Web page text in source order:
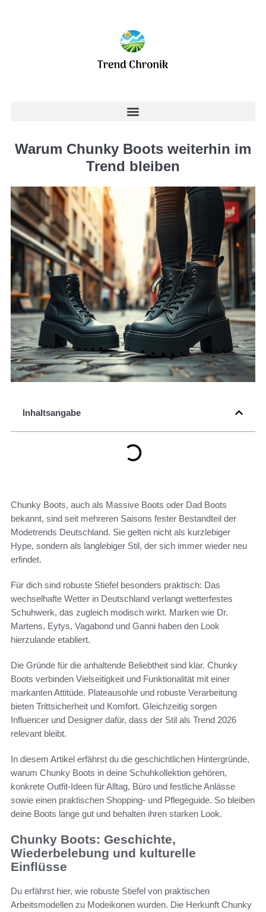
Warum Chunky Boots weiterhin im
Trend bleiben
Inhaltsangabe
Chunky Boots, auch als Massive Boots oder Dad Boots
bekannt, sind seit mehreren Saisons fester Bestandteil der
Modetrends Deutschland. Sie gelten nicht als kurzlebiger
Hype, sondern als langlebiger Stil, der sich immer wieder neu
erfindet.
Für dich sind robuste Stiefel besonders praktisch: Das
wechselhafte Wetter in Deutschland verlangt wetterfestes
Schuhwerk, das zugleich modisch wirkt. Marken wie Dr.
Martens, Eytys, Vagabond und Ganni haben den Look
hierzulande etabliert.
Die Gründe für die anhaltende Beliebtheit sind klar. Chunky
Boots verbinden Vielseitigkeit und Funktionalität mit einer
markanten Attitüde. Plateausohle und robuste Verarbeitung
bieten Trittsicherheit und Komfort. Gleichzeitig sorgen
Influencer und Designer dafür, dass der Stil als Trend 2026
relevant bleibt.
In diesem Artikel erfährst du die geschichtlichen Hintergründe,
warum Chunky Boots in deine Schuhkollektion gehören,
konkrete Outfit-Ideen für Alltag, Büro und festliche Anlässe
sowie einen praktischen Shopping- und Pflegeguide. So bleiben
deine Boots lange gut und behalten ihren starken Look.
Chunky Boots: Geschichte,
Wiederbelebung und kulturelle
Einflüsse
Du erfährst hier, wie robuste Stiefel von praktischen
Arbeitsmodellen zu Modeikonen wurden. Die Herkunft Chunky